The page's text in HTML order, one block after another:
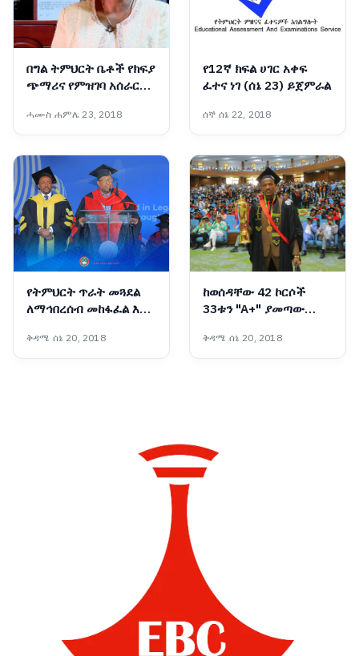
በግል ትምህርት ቤቶች የክፍያ
ጭማሪና የምዝገባ አሰራር
ነው፡- የአዲስ አበባ
ትምህርትና ሥልጠና ቁጥጥር
ባለስልጣን
ሓሙስ ሐምሌ 23, 2018
የ12ኛ ክፍል ሀገር አቀፍ
ፈተና ነገ (ሰኔ 23) ይጀምራል
ሰኞ ሰኔ 22, 2018
የትምህርት ጥራት መጓደል
ለማኅበረሰብ መከፋፈል እና
መንስዔ ነው - ፕሮፌሰር
ብርሃኑ ነጋ
ቅዳሜ ሰኔ 20, 2018
ከወሰዳቸው 42 ኮርሶች
33ቱን "A+" ያመጣው
ቅዳሜ ሰኔ 20, 2018